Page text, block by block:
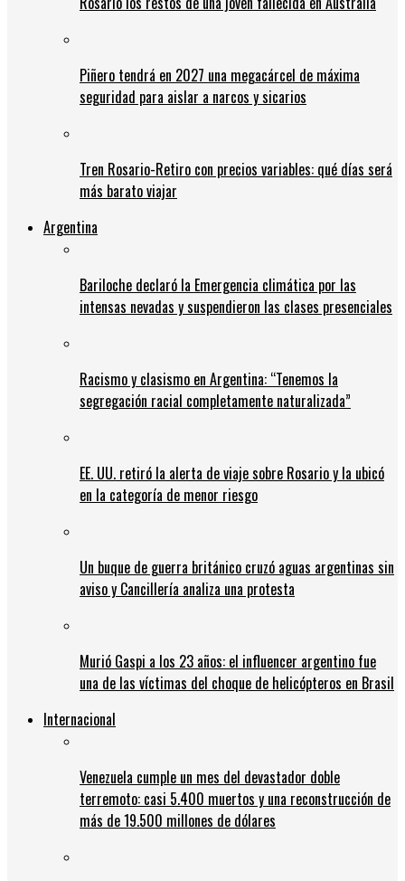
Piñero tendrá en 2027 una megacárcel de máxima
seguridad para aislar a narcos y sicarios
Tren Rosario-Retiro con precios variables: qué días será
más barato viajar
Argentina
Bariloche declaró la Emergencia climática por las
intensas nevadas y suspendieron las clases presenciales
Racismo y clasismo en Argentina: “Tenemos la
segregación racial completamente naturalizada”
EE. UU. retiró la alerta de viaje sobre Rosario y la ubicó
en la categoría de menor riesgo
Un buque de guerra británico cruzó aguas argentinas sin
aviso y Cancillería analiza una protesta
Murió Gaspi a los 23 años: el influencer argentino fue
una de las víctimas del choque de helicópteros en Brasil
Internacional
Venezuela cumple un mes del devastador doble
terremoto: casi 5.400 muertos y una reconstrucción de
más de 19.500 millones de dólares